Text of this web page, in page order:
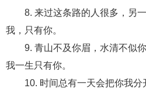
其他
8. 来过这条路的人很多，另一
我，只有你。
9. 青山不及你眉，水清不似你
我一生只有你。
10. 时间总有一天会把你我分